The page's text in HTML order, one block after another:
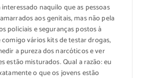
naquilo que as pessoas
aos genitais, mas não pela
policiais e seguranças postos à
vários kits de testar drogas,
a pureza dos narcóticos e ver
estão misturados. Qual a razão: eu
o que os jovens estão